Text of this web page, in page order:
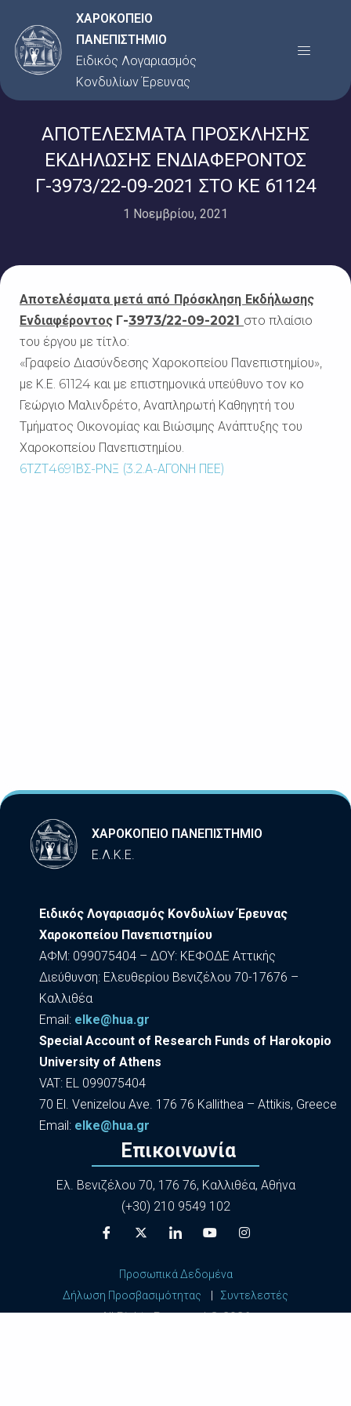
στο
περιεχόμενο
ΧΑΡΟΚΟΠΕΙΟ
ΠΑΝΕΠΙΣΤΗΜΙΟ
Ειδικός Λογαριασμός
Κονδυλίων Έρευνας
Menu
ΑΠΟΤΕΛΕΣΜΑΤΑ ΠΡΟΣΚΛΗΣΗΣ
ΕΚΔΗΛΩΣΗΣ ΕΝΔΙΑΦΕΡΟΝΤΟΣ
Γ-3973/22-09-2021 ΣΤΟ ΚΕ 61124
1 Νοεμβρίου, 2021
Αποτελέσματα μετά από Πρόσκληση Εκδήλωσης
Ενδιαφέροντος Γ-3973/22-09-2021 στο πλαίσιο
του έργου με τίτλο:
«Γραφείο Διασύνδεσης Χαροκοπείου Πανεπιστημίου»,
με Κ.Ε. 61124 και με επιστημονικά υπεύθυνο τον κο
Γεώργιο Μαλινδρέτο, Αναπληρωτή Καθηγητή του
Τμήματος Οικονομίας και Βιώσιμης Ανάπτυξης του
Χαροκοπείου Πανεπιστημίου.
6ΤΖΤ4691ΒΣ-ΡΝΞ (3.2.Α-ΑΓΟΝΗ ΠΕΕ)
ΧΑΡΟΚΟΠΕΙΟ ΠΑΝΕΠΙΣΤΗΜΙΟ
Ε.Λ.Κ.Ε.
Ειδικός Λογαριασμός Κονδυλίων Έρευνας
Χαροκοπείου Πανεπιστημίου
ΑΦΜ: 099075404 – ΔΟΥ: ΚΕΦΟΔΕ Αττικής
Διεύθυνση: Ελευθερίου Βενιζέλου 70-17676 –
Καλλιθέα
Εmail: elke@hua.gr
Special Account of Research Funds of Harokopio
University of Athens
VAT: EL 099075404
70 El. Venizelou Ave. 176 76 Kallithea – Attikis, Greece
Εmail: elke@hua.gr
Επικοινωνία
Ελ. Βενιζέλου 70, 176 76, Καλλιθέα, Αθήνα
(+30) 210 9549 102
Προσωπικά Δεδομένα
Δήλωση Προσβασιμότητας
Συντελεστές
All Rights Reserved ©2026